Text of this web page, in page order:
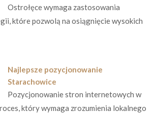
Ostrołęce wymaga zastosowania
które pozwolą na osiągnięcie wysokich
Najlepsze pozycjonowanie
Starachowice
Pozycjonowanie stron internetowych w
który wymaga zrozumienia lokalnego